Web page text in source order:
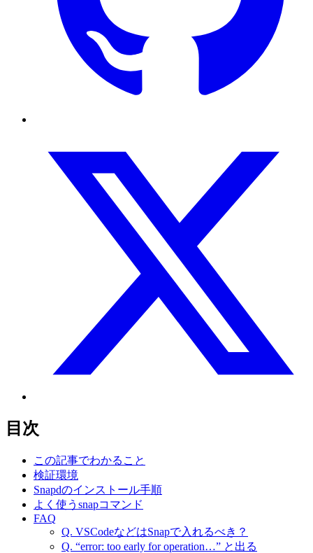
目次
この記事でわかること
検証環境
Snapdのインストール手順
よく使うsnapコマンド
FAQ
Q. VSCodeなどはSnapで入れるべき？
Q. “error: too early for operation…” と出る